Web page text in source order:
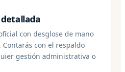
con desglose de mano
con el respaldo
gestión administrativa o